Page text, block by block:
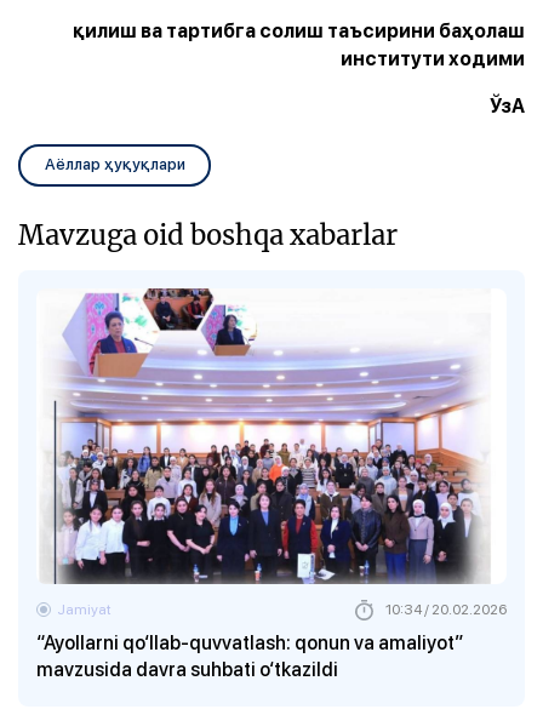
қилиш ва тартибга солиш таъсирини баҳолаш
институти ходими
ЎзА
Аёллар ҳуқуқлари
Mavzuga oid boshqa xabarlar
“Ayollarni qo‘llab-quvvatlash: qonun va amaliyot”
mavzusida davra suhbati o‘tkazildi
Jamiyat 10:34 / 20.02.2026